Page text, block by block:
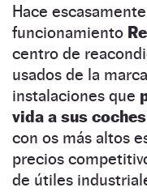
Hace
funcionamiento
centro de
usados de la
instalaciones que
vida a sus
con os más altos
precios
de útiles